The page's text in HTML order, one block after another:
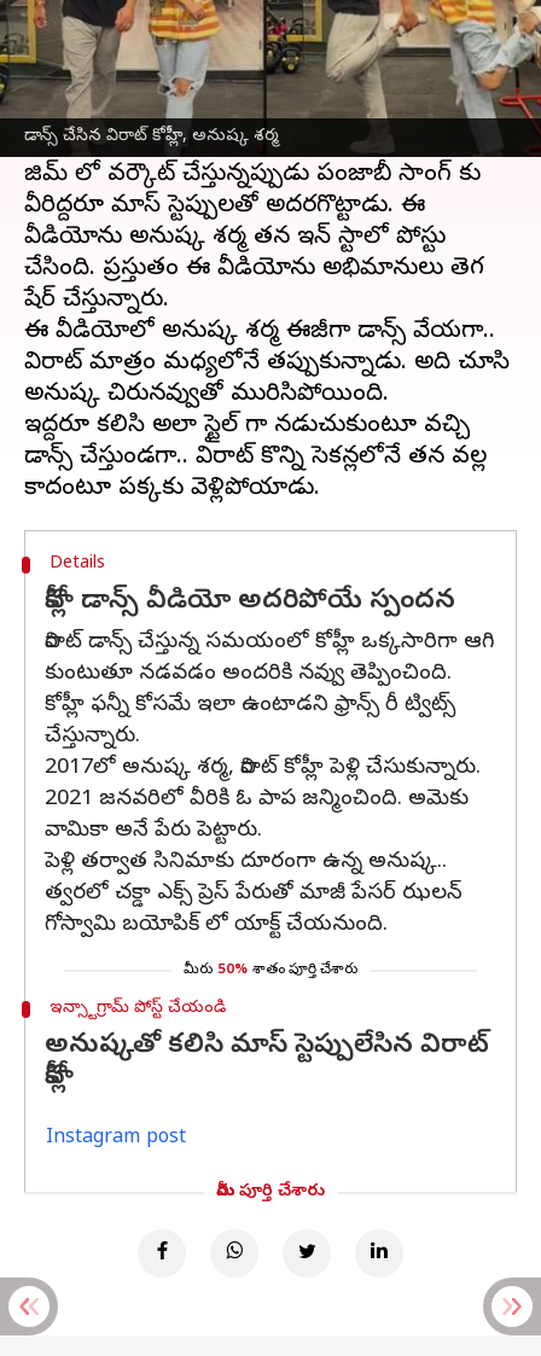
డాన్స్ చేసిన విరాట్ కోహ్లీ, అనుష్క శర్మ
ఈ వార్తాకథనం ఏంటి
టీమిండియా స్టార్ ప్లేయర్విరాట్ కోహ్లీ, అతని భార్య
అనుష్క శర్మతో కలిసి డాన్సులేసిన వీడియో ప్రస్తుతం
సోషల్ మీడియాలో వైరల్ అయింది.
జిమ్ లో వర్కౌట్ చేస్తున్నప్పుడు పంజాబీ సాంగ్ కు
వీరిద్దరూ మాస్ స్టెప్పులతో అదరగొట్టాడు. ఈ
వీడియోను అనుష్క శర్మ తన ఇన్ స్టాలో పోస్టు
చేసింది. ప్రస్తుతం ఈ వీడియోను అభిమానులు తెగ
షేర్ చేస్తున్నారు.
ఈ వీడియోలో అనుష్క శర్మ ఈజీగా డాన్స్ వేయగా..
విరాట్ మాత్రం మధ్యలోనే తప్పుకున్నాడు. అది చూసి
అనుష్క చిరునవ్వుతో మురిసిపోయింది.
ఇద్దరూ కలిసి అలా స్టైల్ గా నడుచుకుంటూ వచ్చి
డాన్స్ చేస్తుండగా.. విరాట్ కొన్ని సెకన్లలోనే తన వల్ల
Details
కోహ్లీ డాన్స్ వీడియో అదరిపోయే స్పందన
విరాట్ డాన్స్ చేస్తున్న సమయంలో కోహ్లీ ఒక్కసారిగా ఆగి
కుంటుతూ నడవడం అందరికి నవ్వు తెప్పించింది.
కోహ్లీ ఫన్నీ కోసమే ఇలా ఉంటాడని ఫ్రాన్స్ రీ ట్విట్స్
చేస్తున్నారు.
2017లో అనుష్క శర్మ, విరాట్ కోహ్లీ పెళ్లి చేసుకున్నారు.
2021 జనవరిలో వీరికి ఓ పాప జన్మించింది. అమెకు
వామికా అనే పేరు పెట్టారు.
పెళ్లి తర్వాత సినిమాకు దూరంగా ఉన్న అనుష్క..
త్వరలో చక్డా ఎక్స్ ప్రెస్ పేరుతో మాజీ పేసర్ ఝలన్
గోస్వామి బయోపిక్ లో యాక్ట్ చేయనుంది.
మీరు 50% శాతం పూర్తి చేశారు
ఇన్స్టాగ్రామ్ పోస్ట్ చేయండి
అనుష్కతో కలిసి మాస్ స్టెప్పులేసిన విరాట్
కోహ్లీ
Instagram post
మీరు పూర్తి చేశారు